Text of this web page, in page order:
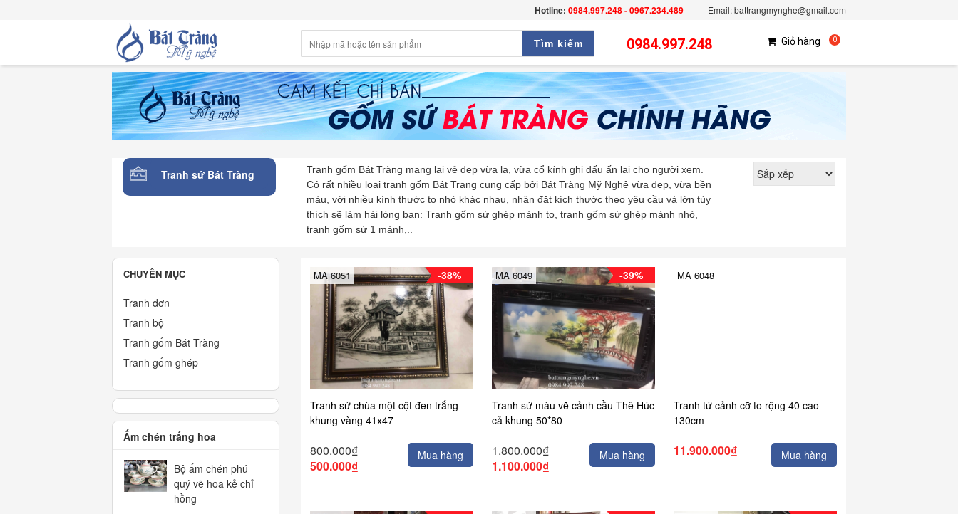
Hotline: 0984.997.248 - 0967.234.489 Email: battrangmynghe@gmail.com
Tìm kiếm 0984.997.248 Giỏ hàng 0
Tranh sứ Bát Tràng
Tranh gốm Bát Tràng mang lại vẻ đẹp vừa lạ, vừa cổ kính ghi dấu ấn lại cho người xem.
Có rất nhiều loại tranh gốm Bát Trang cung cấp bởi Bát Tràng Mỹ Nghệ vừa đẹp, vừa bền
màu, với nhiều kính thước to nhỏ khác nhau, nhận đặt kích thước theo yêu cầu và lớn tùy
thích sẽ làm hài lòng bạn: Tranh gốm sứ ghép mảnh to, tranh gốm sứ ghép mảnh nhỏ,
tranh gốm sứ 1 mảnh,..
CHUYÊN MỤC
Tranh đơn
Tranh bộ
Tranh gốm Bát Tràng
Tranh gốm ghép
Ấm chén trắng hoa
Bộ ấm chén phú
quý vẽ hoa kẻ chỉ
hồng
-38%
MA 6051
Tranh sứ chùa một cột đen trắng
khung vàng 41x47
800.000₫
500.000₫
Mua hàng
-39%
MA 6049
Tranh sứ màu vẽ cảnh cầu Thê Húc
cả khung 50*80
1.800.000₫
1.100.000₫
Mua hàng
MA 6048
Tranh tứ cảnh cỡ to rộng 40 cao
130cm
11.900.000₫ Mua hàng